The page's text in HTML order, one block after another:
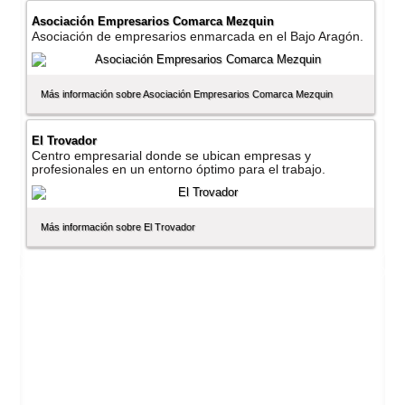
Asociación Empresarios Comarca Mezquin
Asociación de empresarios enmarcada en el Bajo Aragón.
Más información sobre Asociación Empresarios Comarca Mezquin
El Trovador
Centro empresarial donde se ubican empresas y
profesionales en un entorno óptimo para el trabajo.
Más información sobre El Trovador